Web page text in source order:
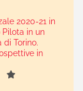
2020-21 in
in un
Torino.
in